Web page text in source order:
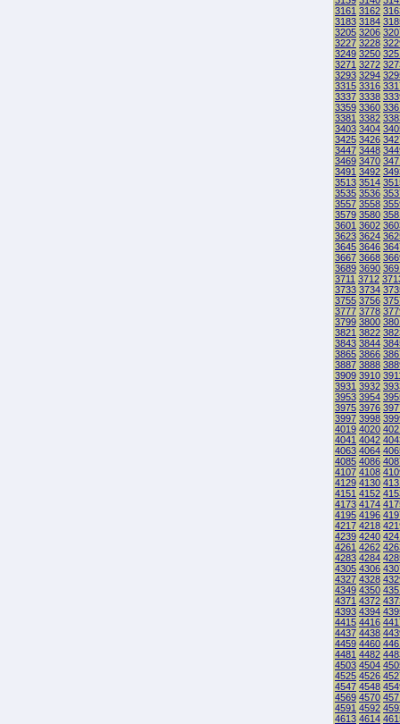
3161 3162
3183 3184
3205 3206
3227 3228
3249 3250
3271 3272
3293 3294
3315 3316
3337 3338
3359 3360
3381 3382
3403 3404
3425 3426
3447 3448
3469 3470
3491 3492
3513 3514
3535 3536
3557 3558
3579 3580
3601 3602
3623 3624
3645 3646
3667 3668
3689 3690
3711 3712
3733 3734
3755 3756
3777 3778
3799 3800
3821 3822
3843 3844
3865 3866
3887 3888
3909 3910
3931 3932
3953 3954
3975 3976
3997 3998
4019 4020
4041 4042
4063 4064
4085 4086
4107 4108
4129 4130
4151 4152
4173 4174
4195 4196
4217 4218
4239 4240
4261 4262
4283 4284
4305 4306
4327 4328
4349 4350
4371 4372
4393 4394
4415 4416
4437 4438
4459 4460
4481 4482
4503 4504
4525 4526
4547 4548
4569 4570
4591 4592
4613 4614